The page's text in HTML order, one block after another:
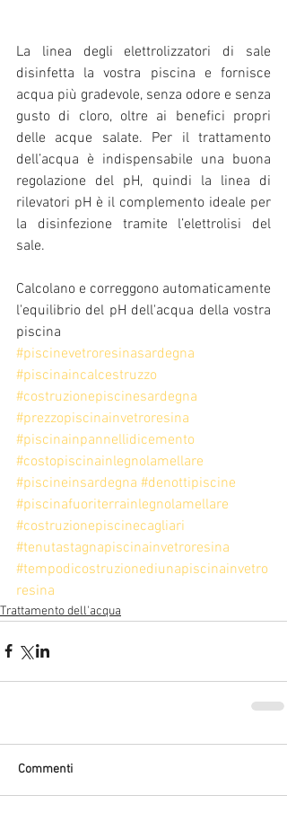
La linea degli elettrolizzatori di sale
disinfetta la vostra piscina e fornisce
acqua più gradevole, senza odore e senza
gusto di cloro, oltre ai benefici propri
delle acque salate. Per il trattamento
dell’acqua è indispensabile una buona
regolazione del pH, quindi la linea di
rilevatori pH è il complemento ideale per
la disinfezione tramite l’elettrolisi del
sale.
Calcolano e correggono automaticamente
l'equilibrio del pH dell'acqua della vostra
piscina
#piscinevetroresinasardegna
#piscinaincalcestruzzo
#costruzionepiscinesardegna
#prezzopiscinainvetroresina
#piscinainpannellidicemento
#costopiscinainlegnolamellare
#piscineinsardegna #denottipiscine
#piscinafuoriterrainlegnolamellare
#costruzionepiscinecagliari
#tenutastagnapiscinainvetroresina
#tempodicostruzionediunapiscinainvetro
resina
Trattamento dell'acqua
Commenti